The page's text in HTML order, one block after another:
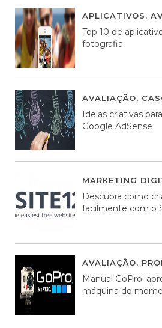
APLICATIVOS,
Top 10 de
fotografia
AVALIAÇÃO,
Ideias criativas
Google AdSense
MARKETING
Descubra como
facilmente com o
AVALIAÇÃO,
Manual GoPro:
máquina do